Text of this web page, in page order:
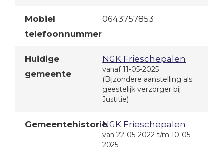
Mobiel
telefoonnummer
0643757853
Huidige
gemeente
NGK Frieschepalen
vanaf 11-05-2025
(Bijzondere aanstelling als
geestelijk verzorger bij
Justitie)
GemeentehistorieNGK Frieschepalen
van 22-05-2022 t/m 10-05-
2025